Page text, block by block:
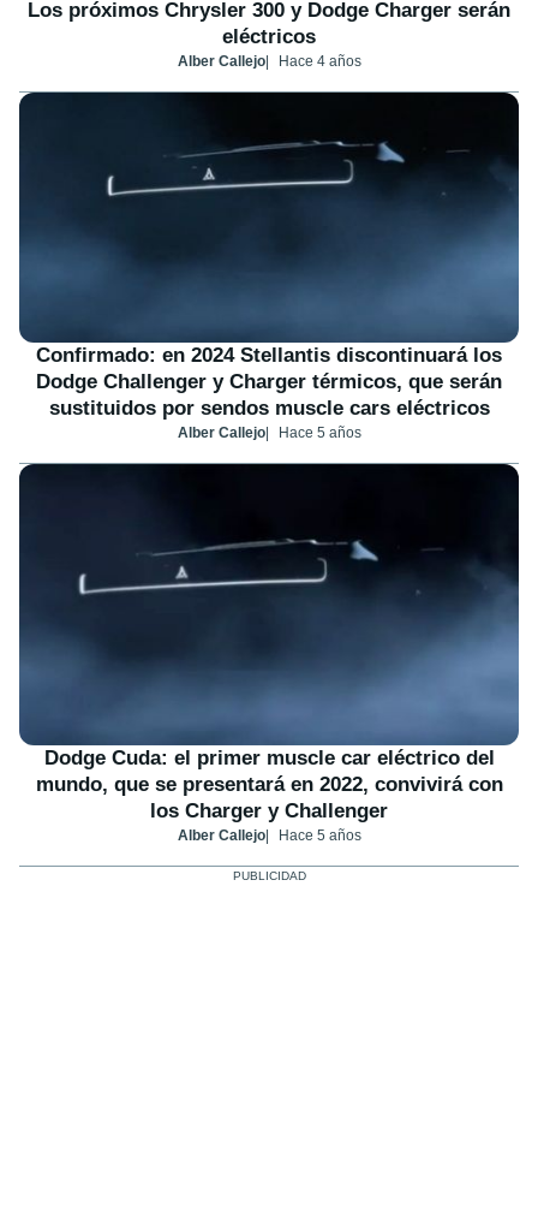
Los próximos Chrysler 300 y Dodge Charger serán
eléctricos
Alber Callejo Hace 4 años
Confirmado: en 2024 Stellantis discontinuará los
Dodge Challenger y Charger térmicos, que serán
sustituidos por sendos muscle cars eléctricos
Alber Callejo Hace 5 años
Dodge Cuda: el primer muscle car eléctrico del
mundo, que se presentará en 2022, convivirá con
los Charger y Challenger
Alber Callejo Hace 5 años